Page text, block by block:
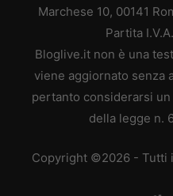
Marchese 10, 00141
Partita
Bloglive.it non è una
viene aggiornato senza
pertanto considerarsi
della legge n.
Copyright ©2026 - Tutti